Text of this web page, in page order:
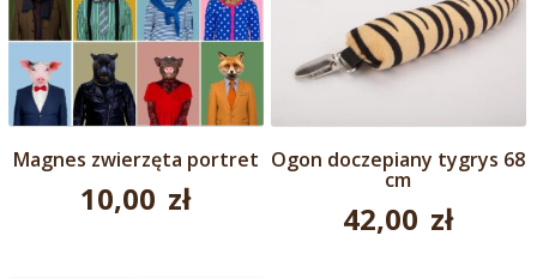
Magnes zwierzęta portret
10,00 zł
Ogon doczepiany tygrys 68
cm
42,00 zł